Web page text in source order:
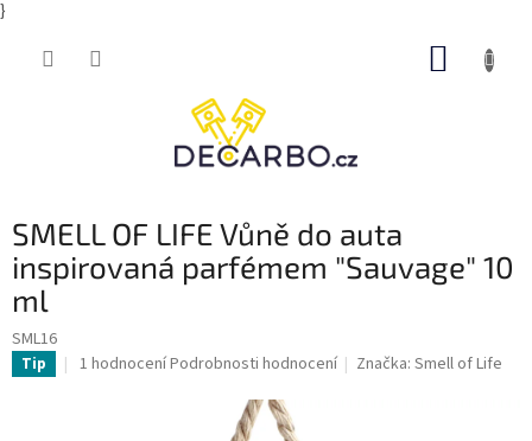
}
SMELL OF LIFE Vůně do auta
inspirovaná parfémem "Sauvage" 10
ml
SML16
Tip
Průměrné
1 hodnoceníPodrobnosti hodnocení Značka:Smell of Life